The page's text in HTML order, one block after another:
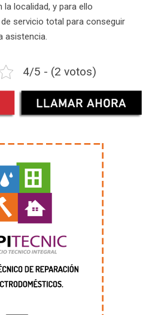
localidad, y para ello
servicio total para conseguir
asistencia.
4/5 - (2 votos)